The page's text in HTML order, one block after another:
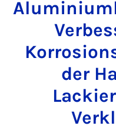
der